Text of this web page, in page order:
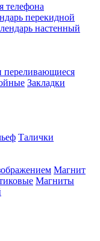
телефона
перекидной
настенный
переливающиеся
Закладки
Талички
Магнит
Магниты